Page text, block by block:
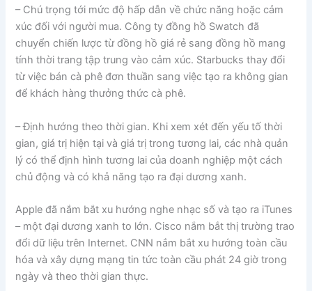
– Chú trọng tới mức độ hấp dẫn về chức năng hoặc cảm
xúc đối với người mua. Công ty đồng hồ Swatch đã
chuyển chiến lược từ đồng hồ giá rẻ sang đồng hồ mang
tính thời trang tập trung vào cảm xúc. Starbucks thay đổi
từ việc bán cà phê đơn thuần sang việc tạo ra không gian
để khách hàng thưởng thức cà phê.
– Định hướng theo thời gian. Khi xem xét đến yếu tố thời
gian, giá trị hiện tại và giá trị trong tương lai, các nhà quản
lý có thể định hình tương lai của doanh nghiệp một cách
chủ động và có khả năng tạo ra đại dương xanh.
Apple đã nắm bắt xu hướng nghe nhạc số và tạo ra iTunes
– một đại dương xanh to lớn. Cisco nắm bắt thị trường trao
đổi dữ liệu trên Internet. CNN nắm bắt xu hướng toàn cầu
hóa và xây dựng mạng tin tức toàn cầu phát 24 giờ trong
ngày và theo thời gian thực.